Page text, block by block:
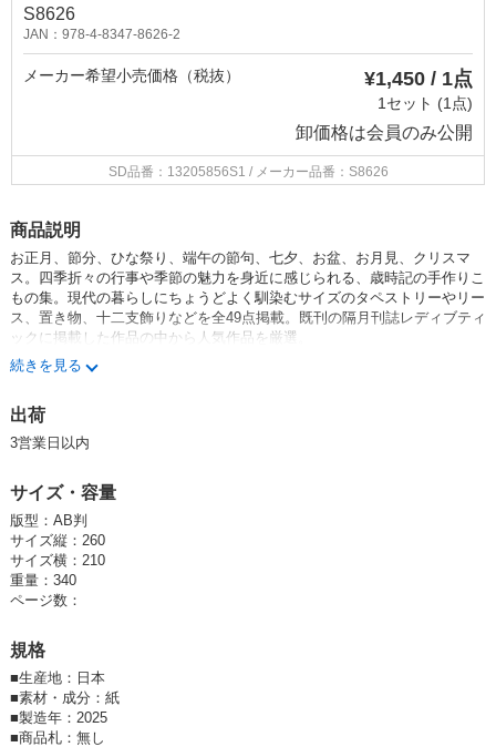
S8626
JAN：978-4-8347-8626-2
メーカー希望小売価格（税抜） ¥1,450 / 1点
1セット (1点)
卸価格は会員のみ公開
SD品番：13205856S1 / メーカー品番：S8626
商品説明
お正月、節分、ひな祭り、端午の節句、七夕、お盆、お月見、クリスマ
ス。四季折々の行事や季節の魅力を身近に感じられる、歳時記の手作りこ
もの集。現代の暮らしにちょうどよく馴染むサイズのタペストリーやリー
ス、置き物、十二支飾りなどを全49点掲載。既刊の隔月刊誌レディブティ
ックに掲載した作品の中から人気作品を厳選。
69705-26 季節の移ろいを暮らしに 和モダン しつらい 室礼 おしゃ
ちりめん小物
続きを見る
出荷
3営業日以内
サイズ・容量
版型：AB判
サイズ縦：260
サイズ横：210
重量：340
ページ数：
規格
■生産地：日本
■素材・成分：紙
■製造年：2025
■商品札：無し